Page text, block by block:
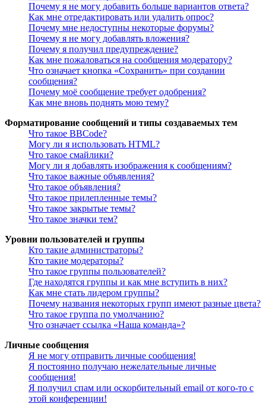
Почему я не могу добавить больше вариантов ответа?
Как мне отредактировать или удалить опрос?
Почему мне недоступны некоторые форумы?
Почему я не могу добавлять вложения?
Почему я получил предупреждение?
Как мне пожаловаться на сообщения модератору?
Что означает кнопка «Сохранить» при создании
сообщения?
Почему моё сообщение требует одобрения?
Как мне вновь поднять мою тему?
Форматирование сообщений и типы создаваемых тем
Что такое BBCode?
Могу ли я использовать HTML?
Что такое смайлики?
Могу ли я добавлять изображения к сообщениям?
Что такое важные объявления?
Что такое объявления?
Что такое прилепленные темы?
Что такое закрытые темы?
Что такое значки тем?
Уровни пользователей и группы
Кто такие администраторы?
Кто такие модераторы?
Что такое группы пользователей?
Где находятся группы и как мне вступить в них?
Как мне стать лидером группы?
Почему названия некоторых групп имеют разные цвета?
Что такое группа по умолчанию?
Что означает ссылка «Наша команда»?
Личные сообщения
Я не могу отправить личные сообщения!
Я постоянно получаю нежелательные личные
сообщения!
Я получил спам или оскорбительный email от кого-то с
этой конференции!